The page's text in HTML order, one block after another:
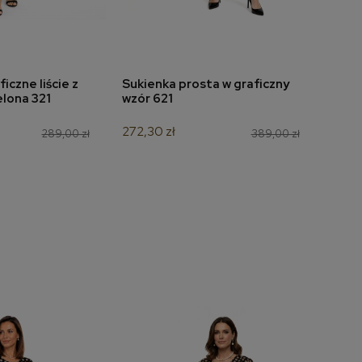
koszykaliście z
321
289,00 zł
dodaj do koszyka
Sukienka prosta w graficzny
wzór 621
389,00 zł
272,30 zł